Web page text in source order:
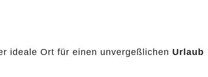
ideale Ort für einen unvergeßlichen Urlaub